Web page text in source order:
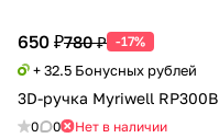
650 ₽780 ₽ -17%
+ 32.5 Бонусных рублей
3D-ручка Myriwell RP300B
0 0 Нет в наличии